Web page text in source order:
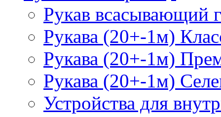
Рукав всасывающий
Рукава (20+-1м)
Рукава (20+-1м)
Рукава (20+-1м)
Устройства для